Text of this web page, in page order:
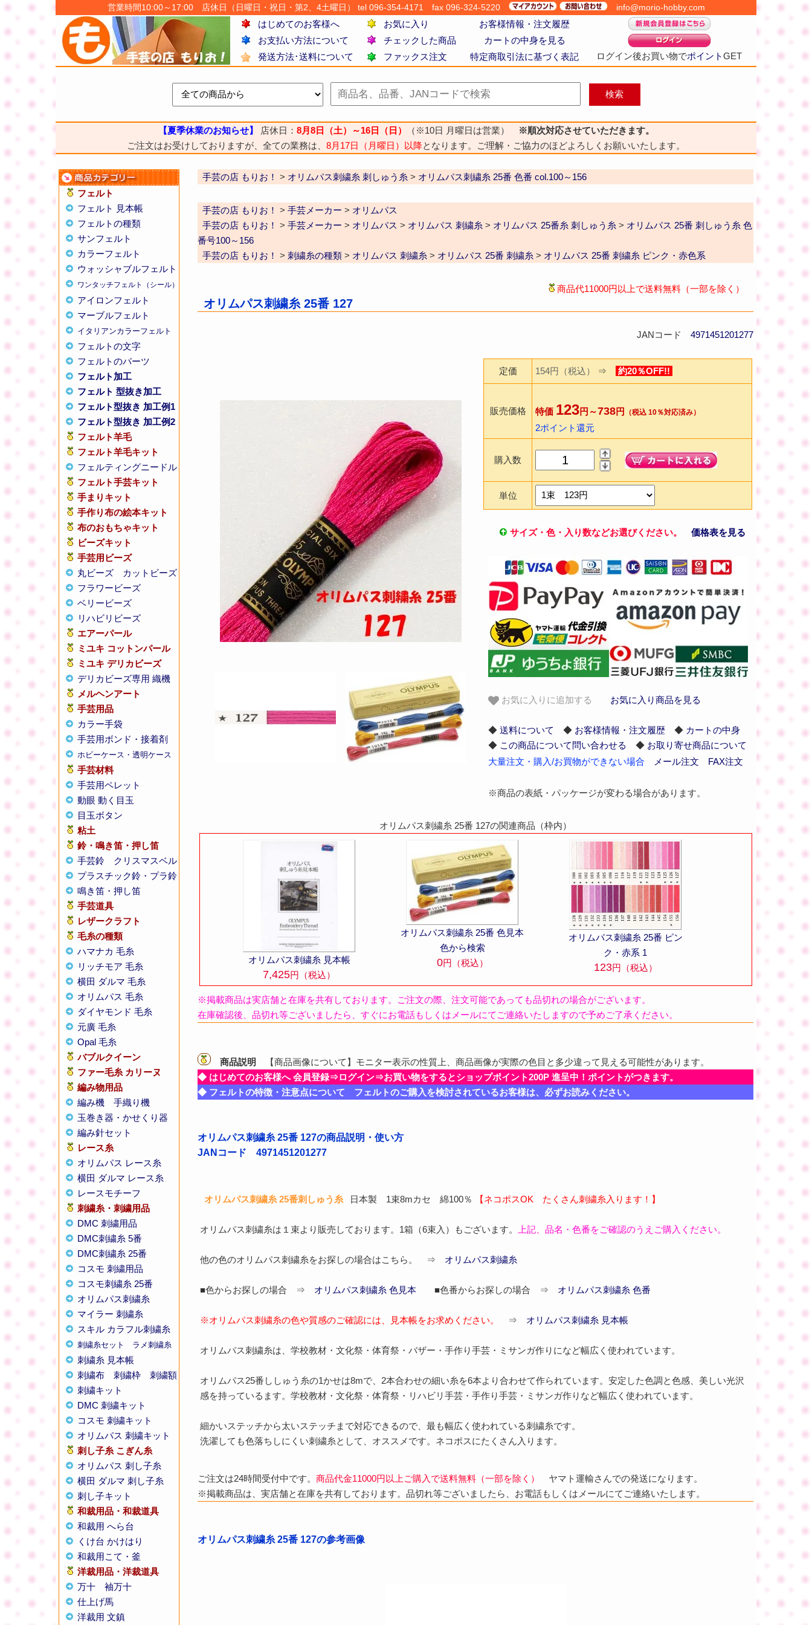
営業時間10:00～17:00 店休日（日曜日・祝日・第2、4土曜日） tel 096-354-4171 fax 096-324-5220 info@morio-hobby.com
はじめてのお客様へ お気に入り お客様情報・注文履歴
ログイン後お買い物でポイントGET
お支払い方法について チェックした商品
カートの中身を見る
発送方法･送料について
ファックス注文 特定商取引法に基づく表記
【夏季休業のお知らせ】 店休日： 8月8日（土）～16日（日） （※10日 月曜日は営業）
※順次対応させていただきます。
ご注文はお受けしておりますが、全ての業務は、 8月17日（月曜日）以降となります。ご理解・ご協力のほどよろしくお願いいたします。
フェルト
フェルト 見本帳
フェルトの種類
サンフェルト
カラーフェルト
ウォッシャブルフェルト
ワンタッチフェルト（シール）
アイロンフェルト
マーブルフェルト
イタリアンカラーフェルト
フェルトの文字
フェルトのパーツ
フェルト加工
フェルト 型抜き加工
フェルト型抜き 加工例1
フェルト型抜き 加工例2
フェルト羊毛
フェルト羊毛キット
フェルティングニードル
フェルト手芸キット
手まりキット
手作り布の絵本キット
布のおもちゃキット
ビーズキット
手芸用ビーズ
丸ビーズ
カットビーズ
フラワービーズ
ベリービーズ
リハビリビーズ
エアーパール
ミユキ コットンパール
ミユキ デリカビーズ
デリカビーズ専用 織機
メルヘンアート
手芸用品
カラー手袋
手芸用ボンド・接着剤
ホビーケース・透明ケース
手芸材料
手芸用ペレット
動眼 動く目玉
目玉ボタン
粘土
鈴・鳴き笛・押し笛
手芸鈴
クリスマスベル
プラスチック鈴・プラ鈴
鳴き笛・押し笛
手芸道具
レザークラフト
毛糸の種類
ハマナカ 毛糸
リッチモア 毛糸
横田 ダルマ 毛糸
オリムパス 毛糸
ダイヤモンド 毛糸
元廣 毛糸
Opal 毛糸
バブルクイーン
ファー毛糸 カリーヌ
編み物用品
編み機
手織り機
玉巻き器・かせくり器
編み針セット
レース糸
オリムパス レース糸
横田 ダルマ レース糸
レースモチーフ
刺繍糸・刺繍用品
DMC 刺繍用品
DMC刺繍糸 5番
DMC刺繍糸 25番
コスモ 刺繍用品
コスモ刺繍糸 25番
オリムパス刺繍糸
マイラー 刺繍糸
スキル カラフル刺繍糸
刺繍糸セット ラメ刺繍糸
刺繍糸 見本帳
刺繍布
刺繍枠
刺繍額
刺繍キット
DMC 刺繍キット
コスモ 刺繍キット
オリムパス 刺繍キット
刺し子糸 こぎん糸
オリムパス 刺し子糸
横田 ダルマ 刺し子糸
刺し子キット
和裁用品・和裁道具
和裁用 へら台
くけ台 かけはり
和裁用こて・釜
洋裁用品・洋裁道具
万十
袖万十
仕上げ馬
洋裁用 文鎮
手芸の店 もりお！ > オリムパス刺繍糸 刺しゅう糸 > オリムパス刺繍糸 25番 色番 col.100～156
手芸の店 もりお！ > 手芸メーカー > オリムパス
手芸の店 もりお！ > 手芸メーカー > オリムパス > オリムパス 刺繍糸 > オリムパス 25番糸 刺しゅう糸 > オリムパス 25番 刺しゅう糸 色
番号100～156
手芸の店 もりお！ > 刺繍糸の種類 > オリムパス 刺繍糸 > オリムパス 25番 刺繍糸 > オリムパス 25番 刺繍糸 ピンク・赤色系
商品代11000円以上で送料無料（一部を除く）
オリムパス刺繍糸 25番 127
JANコード 4971451201277
定価 154円（税込） ⇒ 約20％OFF!!
販売価格 特価 123円～738円 （税込 10％対応済み）
2ポイント還元
購入数
単位
サイズ・色・入り数などお選びください。 価格表を見る
お気に入りに追加する お気に入り商品を見る
◆ 送料について ◆ お客様情報・注文履歴◆ カートの中身
◆ この商品について問い合わせる ◆ お取り寄せ商品について
大量注文・購入/お買物ができない場合
メール注文 FAX注文
※商品の表紙・パッケージが変わる場合があります。
オリムパス刺繍糸 25番 127の関連商品（枠内）
オリムパス刺繍糸 見本帳
7,425円（税込）
オリムパス刺繍糸 25番 色見本
色から検索
0円（税込）
オリムパス刺繍糸 25番 ピン
ク・赤系 1
123円（税込）
※掲載商品は実店舗と在庫を共有しております。ご注文の際、注文可能であっても品切れの場合がございます。
在庫確認後、品切れ等ございましたら、すぐにお電話もしくはメールにてご連絡いたしますので予めご了承ください。
商品説明
【商品画像について】モニター表示の性質上、商品画像が実際の色目と多少違って見える可能性があります。
◆ はじめてのお客様へ 会員登録⇒ログイン⇒お買い物をするとショップポイント200P 進呈中！ポイントがつきます。
◆ フェルトの特徴・注意点について フェルトのご購入を検討されているお客様は、必ずお読みください。
オリムパス刺繍糸 25番 127の商品説明・使い方
JANコード 4971451201277
オリムパス刺繍糸 25番刺しゅう糸 日本製 1束8mカセ 綿100％ 【ネコポスOK たくさん刺繍糸入ります！】
オリムパス刺繍糸は１束より販売しております。1箱（6束入）もございます。 上記、品名・色番をご確認のうえご購入ください。
他の色のオリムパス刺繍糸をお探しの場合はこちら。 ⇒ オリムパス刺繍糸
■色からお探しの場合 ⇒ オリムパス刺繍糸 色見本■色番からお探しの場合 ⇒ オリムパス刺繍糸 色番
※オリムパス刺繍糸の色や質感のご確認には、見本帳をお求めください。 ⇒ オリムパス刺繍糸 見本帳
オリムパス刺繍糸は、学校教材・文化祭・体育祭・バザー・手作り手芸・ミサンガ作りになど幅広く使われています。
オリムパス25番ししゅう糸の1かせは8mで、2本合わせの細い糸を6本より合わせて作られています。安定した色調と色感、美しい光沢
感を持っているます。学校教材・文化祭・体育祭・リハビリ手芸・手作り手芸・ミサンガ作りなど幅広く使われています。
細かいステッチから太いステッチまで対応できるので、最も幅広く使われている刺繍糸です。
洗濯しても色落ちしにくい刺繍糸として、オススメです。ネコポスにたくさん入ります。
ご注文は24時間受付中です。 商品代金11000円以上ご購入で送料無料（一部を除く）
ヤマト運輸さんでの発送になります。
※掲載商品は、実店舗と在庫を共有しております。品切れ等ございましたら、お電話もしくはメールにてご連絡いたします。
オリムパス刺繍糸 25番 127の参考画像